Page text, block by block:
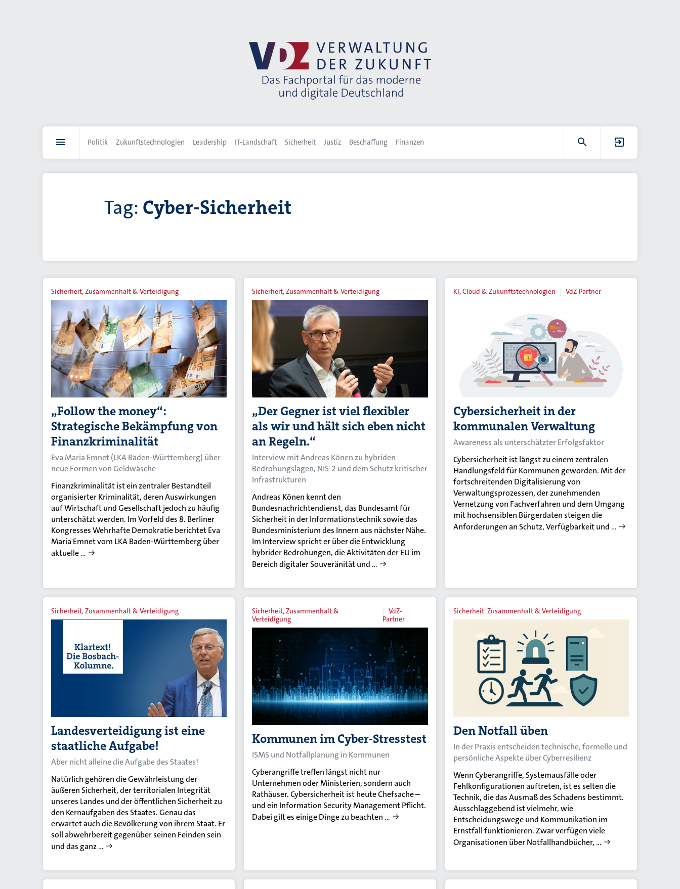
Politik Zukunftstechnologien Leadership IT-Landschaft Sicherheit Justiz Beschaffung Finanzen
Tag: Cyber-Sicherheit
Sicherheit, Zusammenhalt & Verteidigung
„Follow the money“:
Strategische Bekämpfung von
Finanzkriminalität
Eva Maria Emnet (LKA Baden-Württemberg) über
neue Formen von Geldwäsche
Finanzkriminalität ist ein zentraler Bestandteil
organisierter Kriminalität, deren Auswirkungen
auf Wirtschaft und Gesellschaft jedoch zu häufig
unterschätzt werden. Im Vorfeld des 8. Berliner
Kongresses Wehrhafte Demokratie berichtet Eva
Maria Emnet vom LKA Baden-Württemberg über
aktuelle …
Sicherheit, Zusammenhalt & Verteidigung
„Der Gegner ist viel flexibler
als wir und hält sich eben nicht
an Regeln.“
Interview mit Andreas Könen zu hybriden
Bedrohungslagen, NIS-2 und dem Schutz kritischer
Infrastrukturen
Andreas Könen kennt den
Bundesnachrichtendienst, das Bundesamt für
Sicherheit in der Informationstechnik sowie das
Bundesministerium des Innern aus nächster Nähe.
Im Interview spricht er über die Entwicklung
hybrider Bedrohungen, die Aktivitäten der EU im
Bereich digitaler Souveränität und …
KI, Cloud & Zukunftstechnologien VdZ-Partner
Cybersicherheit in der
kommunalen Verwaltung
Awareness als unterschätzter Erfolgsfaktor
Cybersicherheit ist längst zu einem zentralen
Handlungsfeld für Kommunen geworden. Mit der
fortschreitenden Digitalisierung von
Verwaltungsprozessen, der zunehmenden
Vernetzung von Fachverfahren und dem Umgang
mit hochsensiblen Bürgerdaten steigen die
Anforderungen an Schutz, Verfügbarkeit und …
Sicherheit, Zusammenhalt & Verteidigung
Landesverteidigung ist eine
staatliche Aufgabe!
Aber nicht alleine die Aufgabe des Staates!
Natürlich gehören die Gewährleistung der
äußeren Sicherheit, der territorialen Integrität
unseres Landes und der öffentlichen Sicherheit zu
den Kernaufgaben des Staates. Genau das
erwartet auch die Bevölkerung von ihrem Staat. Er
soll abwehrbereit gegenüber seinen Feinden sein
und das ganz …
Sicherheit, Zusammenhalt &
Verteidigung
VdZ-
Partner
Kommunen im Cyber-Stresstest
ISMS und Notfallplanung in Kommunen
Cyberangriffe treffen längst nicht nur
Unternehmen oder Ministerien, sondern auch
Rathäuser. Cybersicherheit ist heute Chefsache –
und ein Information Security Management Pflicht.
Dabei gilt es einige Dinge zu beachten …
Sicherheit, Zusammenhalt & Verteidigung
Den Notfall üben
In der Praxis entscheiden technische, formelle und
persönliche Aspekte über Cyberresilienz
Wenn Cyberangriffe, Systemausfälle oder
Fehlkonfigurationen auftreten, ist es selten die
Technik, die das Ausmaß des Schadens bestimmt.
Ausschlaggebend ist vielmehr, wie
Entscheidungswege und Kommunikation im
Ernstfall funktionieren. Zwar verfügen viele
Organisationen über Notfallhandbücher, …